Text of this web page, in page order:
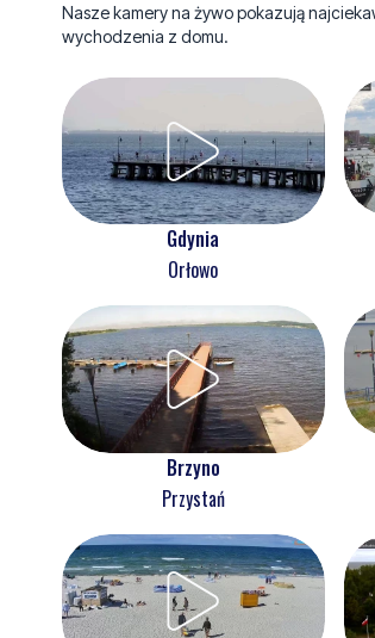
Nasze kamery na żywo pokazują
wychodzenia z domu.
Gdynia
Orłowo
Brzyno
Przystań